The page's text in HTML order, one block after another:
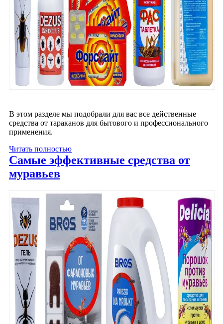
В этом разделе мы подобрали для вас все действенные
средства от тараканов для бытового и профессионального
применения.
Читать полностью
Самые эффективные средства от
муравьев